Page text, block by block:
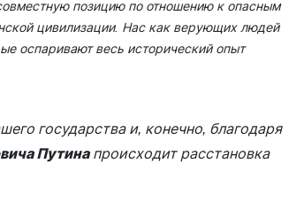
позицию по отношению к опасным
цивилизации. Нас как верующих людей
оспаривают весь исторический опыт
государства и, конечно, благодаря
Путинапроисходит расстановка